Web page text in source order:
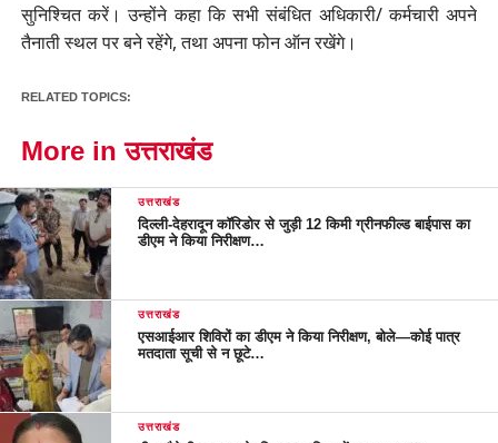
सुनिश्चित करें। उन्होंने कहा कि सभी संबंधित अधिकारी/ कर्मचारी अपने
तैनाती स्थल पर बने रहेंगे, तथा अपना फोन ऑन रखेंगे।
RELATED TOPICS:
More in उत्तराखंड
उत्तराखंड
दिल्ली-देहरादून कॉरिडोर से जुड़ी 12 किमी ग्रीनफील्ड बाईपास का
डीएम ने किया निरीक्षण…
उत्तराखंड
एसआईआर शिविरों का डीएम ने किया निरीक्षण, बोले—कोई पात्र
मतदाता सूची से न छूटे…
उत्तराखंड